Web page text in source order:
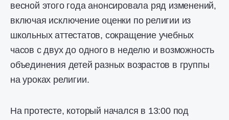
весной этого года анонсировала ряд изменений,
включая исключение оценки по религии из
школьных аттестатов, сокращение учебных
часов с двух до одного в неделю и возможность
объединения детей разных возрастов в группы
на уроках религии.
На протесте, который начался в 13:00 под